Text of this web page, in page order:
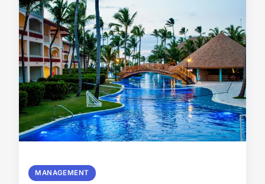
MANAGEMENT